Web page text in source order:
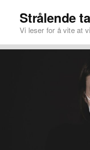
Strålende
Vi leser for å vite at